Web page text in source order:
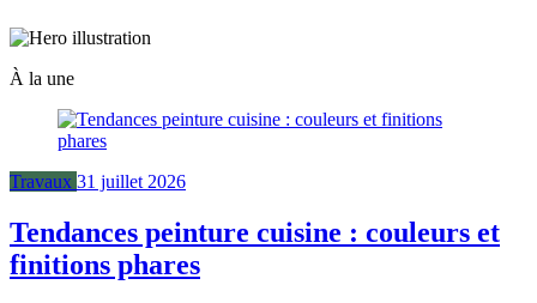
À la une
Travaux 31 juillet 2026
Tendances peinture cuisine : couleurs et
finitions phares